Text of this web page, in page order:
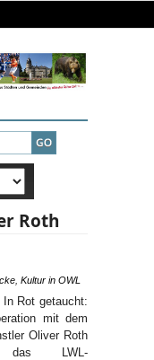
Roth
Kultur in OWL
In Rot getaucht:
mit dem
Oliver Roth
das LWL-